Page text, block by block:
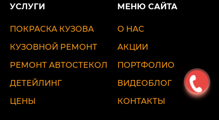
УСЛУГИ
ПОКРАСКА КУЗОВА
КУЗОВНОЙ РЕМОНТ
РЕМОНТ АВТОСТЕКОЛ
ДЕТЕЙЛИНГ
ЦЕНЫ
МЕНЮ САЙТА
О НАС
АКЦИИ
ПОРТФОЛИО
ВИДЕОБЛОГ
КОНТАКТЫ